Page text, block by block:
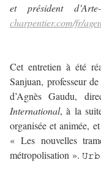
et président
charpentier.com/fr/
Cet entretien à été
Sanjuan, professeur
d’Agnès Gaudu,
International, à la
organisée et animée,
« Les nouvelles
métropolisation ».